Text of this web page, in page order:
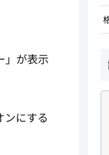
」が表示
ンにする